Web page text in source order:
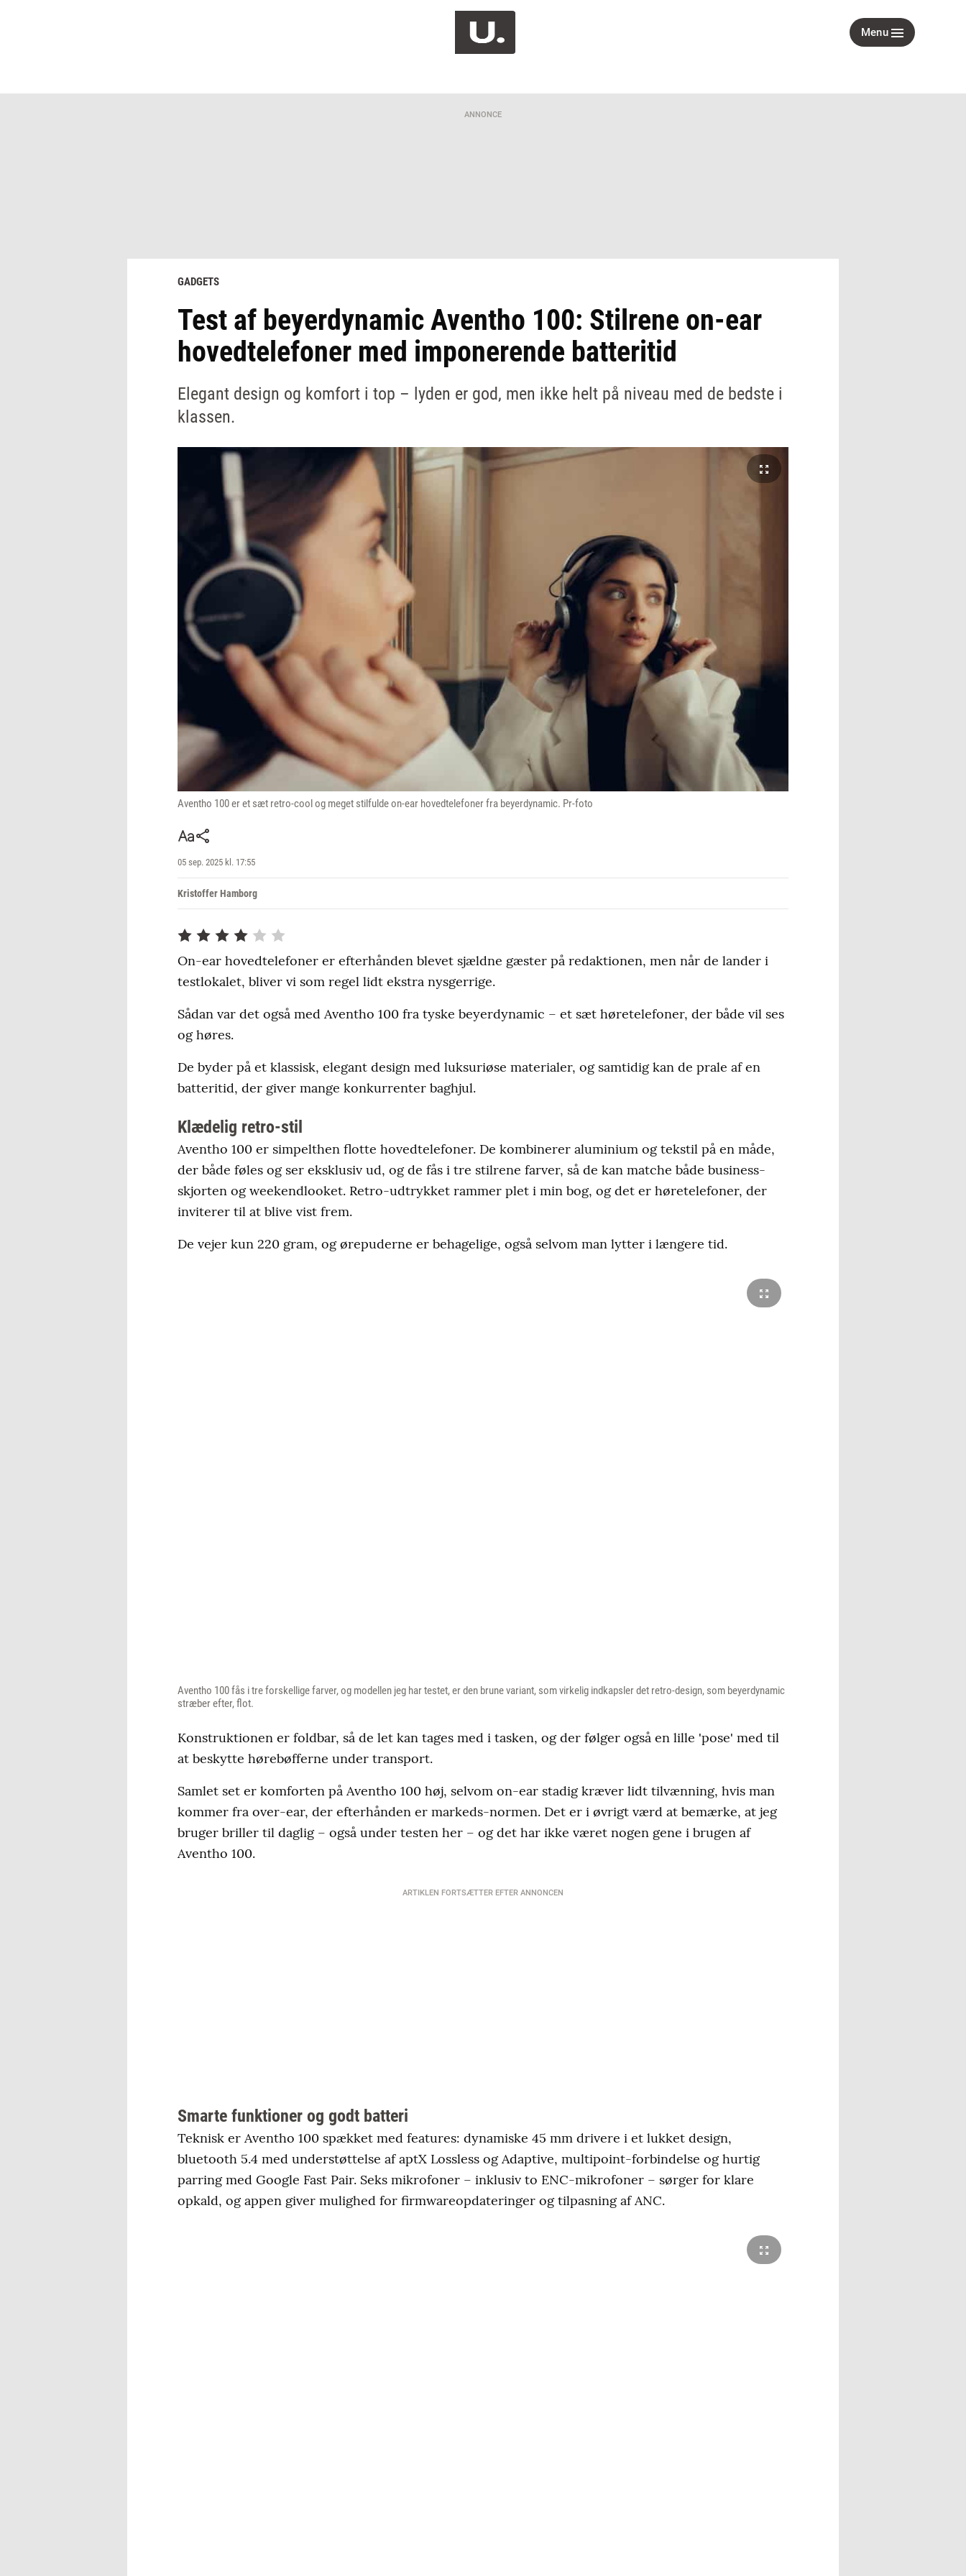
Menu
ANNONCE
GADGETS
Test af beyerdynamic Aventho 100: Stilrene on-ear
hovedtelefoner med imponerende batteritid
Elegant design og komfort i top – lyden er god, men ikke helt på niveau med de bedste i
klassen.
Aventho 100 er et sæt retro-cool og meget stilfulde on-ear hovedtelefoner fra beyerdynamic. Pr-foto
05 sep. 2025 kl. 17:55
Kristoffer Hamborg
On-ear hovedtelefoner er efterhånden blevet sjældne gæster på redaktionen, men når de lander i
testlokalet, bliver vi som regel lidt ekstra nysgerrige.
Sådan var det også med Aventho 100 fra tyske beyerdynamic – et sæt høretelefoner, der både vil ses
og høres.
De byder på et klassisk, elegant design med luksuriøse materialer, og samtidig kan de prale af en
batteritid, der giver mange konkurrenter baghjul.
Klædelig retro-stil
Aventho 100 er simpelthen flotte hovedtelefoner. De kombinerer aluminium og tekstil på en måde,
der både føles og ser eksklusiv ud, og de fås i tre stilrene farver, så de kan matche både business-
skjorten og weekendlooket. Retro-udtrykket rammer plet i min bog, og det er høretelefoner, der
inviterer til at blive vist frem.
De vejer kun 220 gram, og ørepuderne er behagelige, også selvom man lytter i længere tid.
Aventho 100 fås i tre forskellige farver, og modellen jeg har testet, er den brune variant, som virkelig indkapsler det retro-design, som beyerdynamic
stræber efter, flot.
Konstruktionen er foldbar, så de let kan tages med i tasken, og der følger også en lille 'pose' med til
at beskytte hørebøfferne under transport.
Samlet set er komforten på Aventho 100 høj, selvom on-ear stadig kræver lidt tilvænning, hvis man
kommer fra over-ear, der efterhånden er markeds-normen. Det er i øvrigt værd at bemærke, at jeg
bruger briller til daglig – også under testen her – og det har ikke været nogen gene i brugen af
Aventho 100.
ARTIKLEN FORTSÆTTER EFTER ANNONCEN
Smarte funktioner og godt batteri
Teknisk er Aventho 100 spækket med features: dynamiske 45 mm drivere i et lukket design,
bluetooth 5.4 med understøttelse af aptX Lossless og Adaptive, multipoint-forbindelse og hurtig
parring med Google Fast Pair. Seks mikrofoner – inklusiv to ENC-mikrofoner – sørger for klare
opkald, og appen giver mulighed for firmwareopdateringer og tilpasning af ANC.